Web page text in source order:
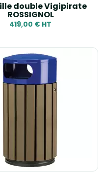
double Vigipirate
ROSSIGNOL
419,00 € HT